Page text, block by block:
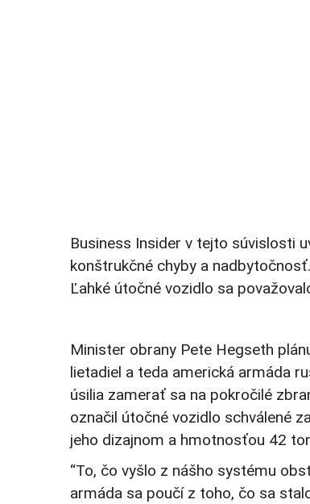
Business Insider v tejto súvislosti
konštrukčné chyby a nadbytočnosť.
Ľahké útočné vozidlo sa
Minister obrany Pete Hegseth
lietadiel a teda americká armáda
úsilia zamerať sa na pokročilé
označil útočné vozidlo schválené
jeho dizajnom a hmotnosťou 42
“To, čo vyšlo z nášho systému
armáda sa poučí z toho, čo sa